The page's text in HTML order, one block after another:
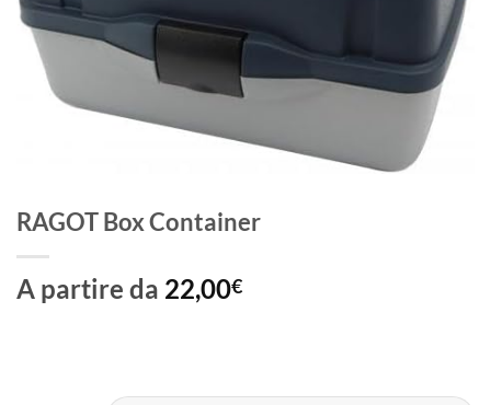
RAGOT Box Container
A partire da 22,00€